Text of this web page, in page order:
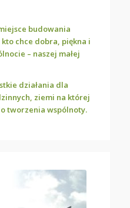
budowania
chce dobra, piękna i
– naszej małej
działania dla
ziemi na której
tworzenia wspólnoty.